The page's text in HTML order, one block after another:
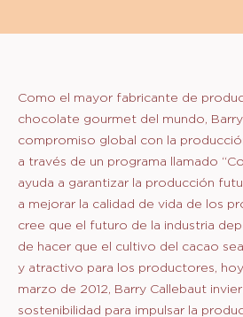
Como el mayor fabricante de
chocolate gourmet del mundo,
compromiso global con la
a través de un programa llamado
ayuda a garantizar la producción
a mejorar la calidad de vida de los
cree que el futuro de la industria
de hacer que el cultivo del cacao
y atractivo para los productores,
marzo de 2012, Barry Callebaut
sostenibilidad para impulsar la